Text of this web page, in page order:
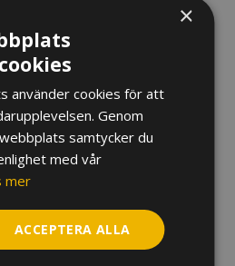
×
använder cookies för att
Genom
samtycker du
med vår
mer
ACCEPTERA ALLA